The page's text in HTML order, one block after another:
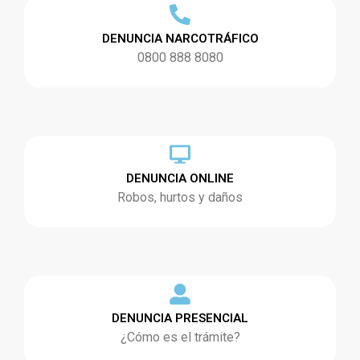
DENUNCIA NARCOTRÁFICO
0800 888 8080
DENUNCIA ONLINE
Robos, hurtos y daños
DENUNCIA PRESENCIAL
¿Cómo es el trámite?